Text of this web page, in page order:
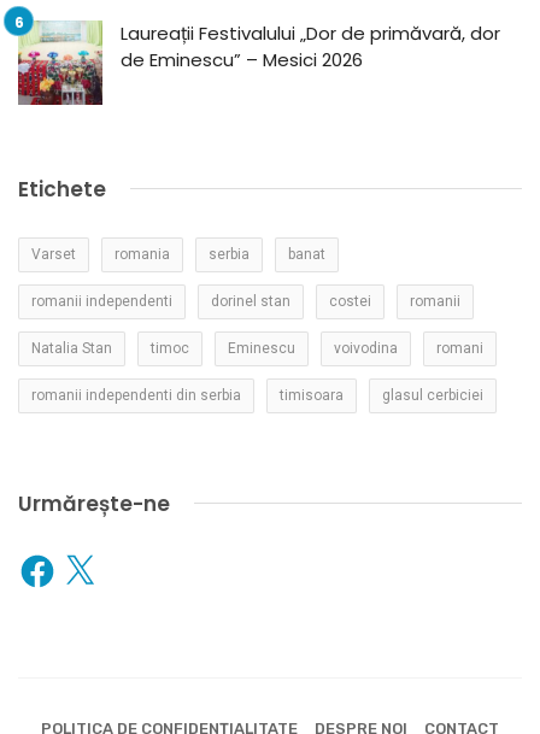
Laureații Festivalului „Dor de primăvară, dor
de Eminescu” – Mesici 2026
Etichete
Varset romania serbia banat
romanii independenti dorinel stan costei romanii
Natalia Stan timoc Eminescu voivodina romani
romanii independenti din serbia timisoara glasul cerbiciei
Urmărește-ne
Facebook
X
POLITICA DE CONFIDENȚIALITATE DESPRE NOI CONTACT